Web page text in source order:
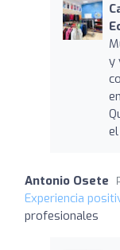
y
Antonio Osete
Experiencia
profesionales